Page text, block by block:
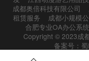
成都奥倍科技有限公司
租赁服务
成都小规模
合肥专业OA办公系
Copyright © 2023成
备案号：